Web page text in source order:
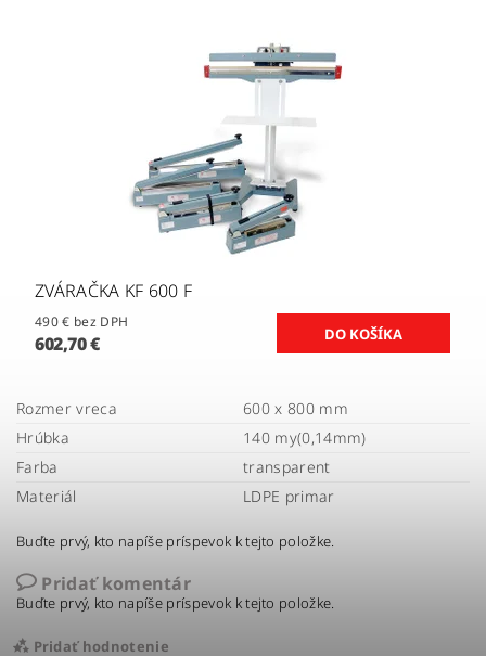
ZVÁRAČKA KF 600 F
490 € bez DPH
602,70 €
Rozmer vreca
600 x 800 mm
Hrúbka
140 my(0,14mm)
Farba
transparent
Materiál
LDPE primar
Buďte prvý, kto napíše príspevok k tejto položke.
Pridať komentár
Buďte prvý, kto napíše príspevok k tejto položke.
Pridať hodnotenie